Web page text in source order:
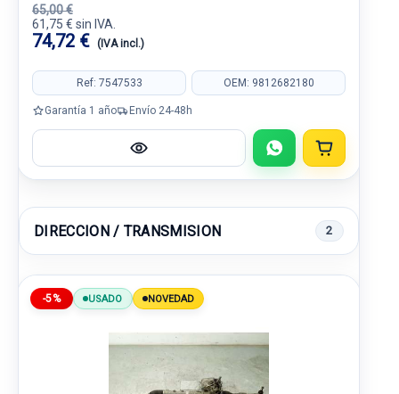
65,00 €
61,75 € sin IVA.
74,72 € (IVA incl.)
Ref: 7547533 OEM: 9812682180
Garantía 1 año Envío 24-48h
DIRECCION / TRANSMISION 2
-5% USADO NOVEDAD